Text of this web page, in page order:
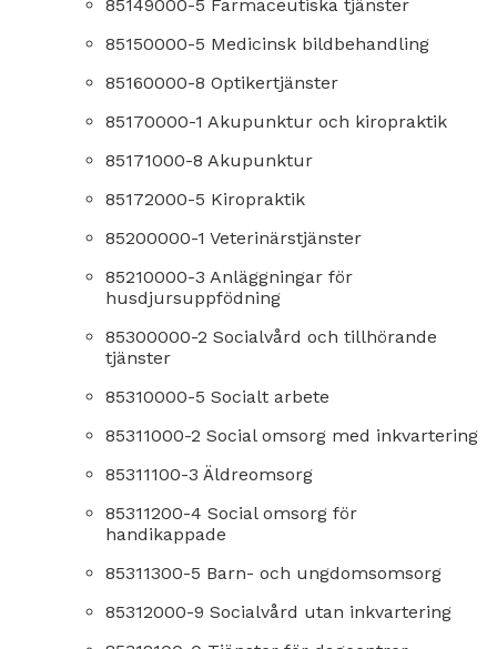
85149000-5 Farmaceutiska tjänster
85150000-5 Medicinsk bildbehandling
85160000-8 Optikertjänster
85170000-1 Akupunktur och kiropraktik
85171000-8 Akupunktur
85172000-5 Kiropraktik
85200000-1 Veterinärstjänster
85210000-3 Anläggningar för
husdjursuppfödning
85300000-2 Socialvård och tillhörande
tjänster
85310000-5 Socialt arbete
85311000-2 Social omsorg med inkvartering
85311100-3 Äldreomsorg
85311200-4 Social omsorg för
handikappade
85311300-5 Barn- och ungdomsomsorg
85312000-9 Socialvård utan inkvartering